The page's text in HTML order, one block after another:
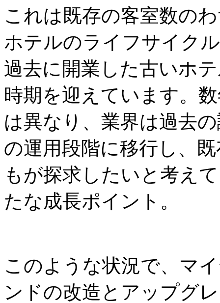
これは既存の客室数の
ホテルのライフサイク
過去に開業した古いホ
時期を迎えています。
は異なり、業界は過去
の運用段階に移行し、
もが探求したいと考え
たな成長ポイント。
このような状況で、マ
ンドの改造とアップグ